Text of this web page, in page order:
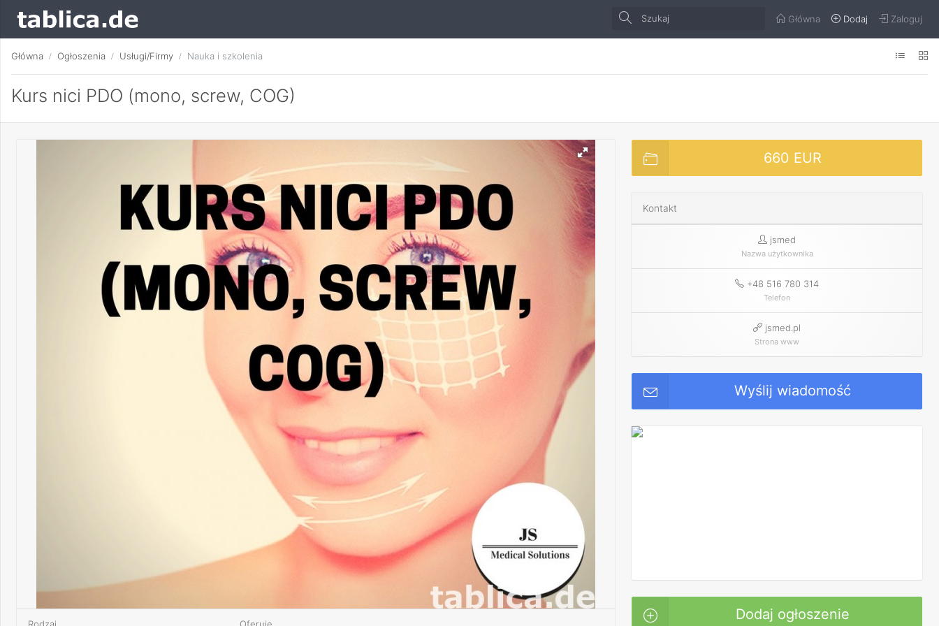
Główna Dodaj Zaloguj
Główna Ogłoszenia Usługi/Firmy Nauka i szkolenia
Kurs nici PDO (mono, screw, COG)
660 EUR
Kontakt
jsmed
Nazwa użytkownika
+48 516 780 314
Telefon
jsmed.pl
Strona www
Wyślij wiadomość
Dodaj ogłoszenie